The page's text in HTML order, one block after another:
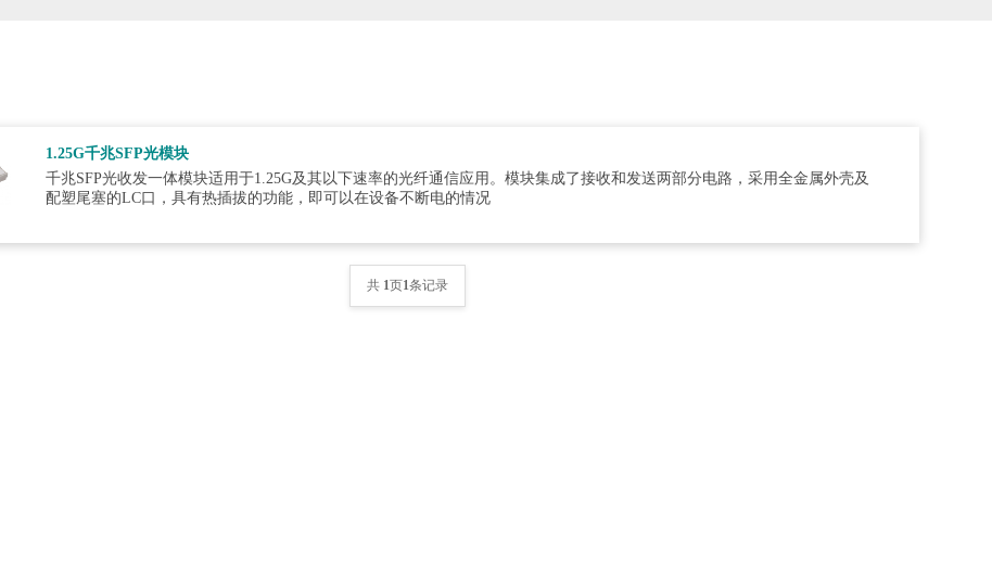
1.25G千兆SFP光模块
千兆SFP光收发一体模块适用于1.25G及其以下速率的光纤通信应用。模块集成了接收和发送两部分电路，采用全金属外壳及
配塑尾塞的LC口，具有热插拔的功能，即可以在设备不断电的情况
共 1页1条记录